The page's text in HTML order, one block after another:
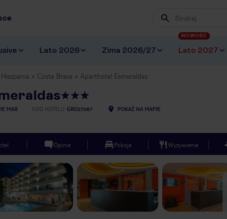
Wpisz frazę, której
Lato 2026 Zima 2026/27 Lato 2027
NOWOŚĆ
Hiszpania Costa Brava Aparthotel Esmeraldas
MAR KOD HOTELU GRO25087 POKAŻ NA MAPIE
Opinie Pokoje Wyżywienie
Wyjątkowy
Zatrzymaliśmy się tu na tydzień w